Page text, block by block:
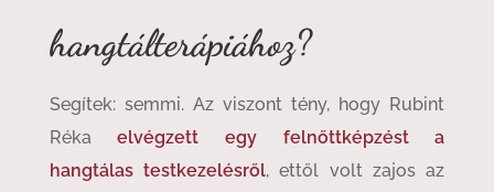
hangtálterápiához?
Segítek: semmi. Az viszont tény, hogy Rubint
Rékaelvégzett egy felnőttképzést a
hangtálas testkezelésről, ettől volt zajos az